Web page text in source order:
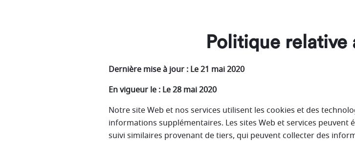
Politique relative
Dernière mise à jour : Le 21 mai 2020
En vigueur le : Le 28 mai 2020
Notre site Web et nos services utilisent les cookies et des
informations supplémentaires. Les sites Web et services
suivi similaires provenant de tiers, qui peuvent collecter des